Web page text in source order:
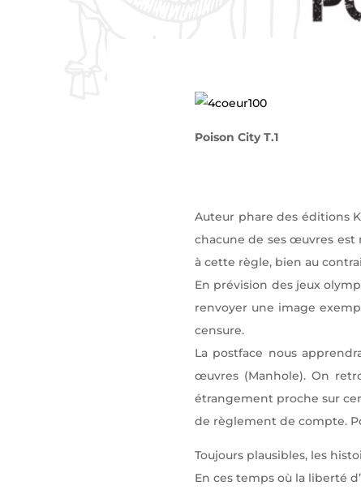
Poison City T.1
Auteur phare des éditions
chacune de ses œuvres est
à cette règle, bien au
En prévision des jeux
renvoyer une image
censure.
La postface nous
œuvres (Manhole). On
étrangement proche sur
de règlement de compte.
Toujours plausibles, les
En ces temps où la liberté